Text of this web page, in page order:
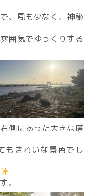
、風も少なく、神秘
囲気でゆっくりする
側にあった大きな塔
もきれいな景色でし
。